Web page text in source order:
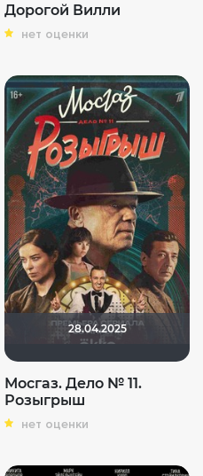
Дорогой Вилли
нет оценки
28.04.2025
Мосгаз. Дело № 11.
Розыгрыш
нет оценки